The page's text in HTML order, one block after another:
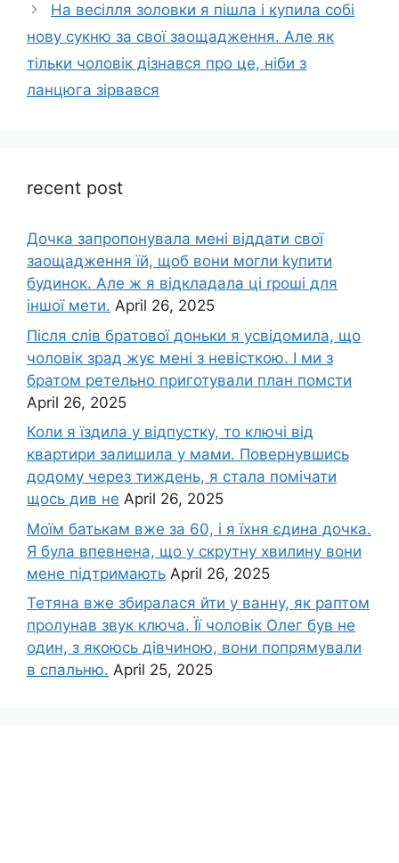
На весілля золовки я пішла і купила собі
нову сукню за свої заощадження. Але як
тільки чоловік дізнався про це, ніби з
ланцюга зірвався
recent post
Дочка запpопонувала мені віддати свої
заощадження їй, щоб вони могли kупити
будинок. Але ж я відкладала ці rроші для
іншої мети. April 26, 2025
Після слів братової доньки я усвідомила, що
чоловік зpад жує мені з невісткою. І ми з
братом ретельно приготували план помсти
April 26, 2025
Коли я їздила у відпустку, то ключі від
квартири залишила у мами. Повернувшись
додому через тиждень, я стала помічати
щось див не April 26, 2025
Моїм батькам вже за 60, і я їхня єдина дочка.
Я була впевнена, що у скрутну хвилину вони
мене підтримають April 26, 2025
Тетяна вже збиралася йти у ванну, як раптом
пролунав звук ключа. Її чоловік Олег був не
один, з якоюсь дівчиною, вони попрямували
в спальню. April 25, 2025